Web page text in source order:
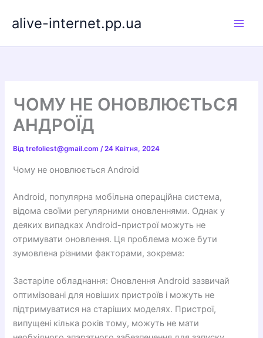
alive-internet.pp.ua
ЧОМУ НЕ ОНОВЛЮЄТЬСЯ
АНДРОЇД
Відtrefoliest@gmail.com/24 Квітня, 2024
Чому не оновлюється Android
Android, популярна мобільна операційна система,
відома своїми регулярними оновленнями. Однак у
деяких випадках Android-пристрої можуть не
отримувати оновлення. Ця проблема може бути
зумовлена ​​різними факторами, зокрема:
Застаріле обладнання: Оновлення Android зазвичай
оптимізовані для новіших пристроїв і можуть не
підтримуватися на старіших моделях. Пристрої,
випущені кілька років тому, можуть не мати